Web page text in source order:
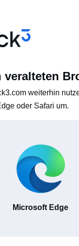
veralteten
weiterhin
oder Safari um.
Microsoft Edge